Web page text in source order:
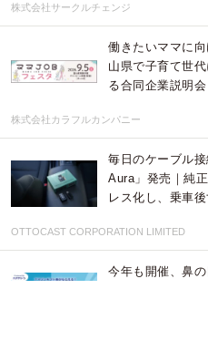
株式会社サークルチェンジ
働きたいママに
山県で子育て世
る合同企業説明
株式会社カラフルカンパニー
毎日のケーブル
Aura」発売｜純
レス化し、乗車
OTTOCAST CORPORATION LIMITED
今年も開催、鼻